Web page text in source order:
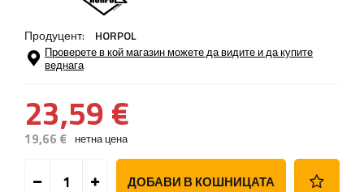
Продуцент: HORPOL
Проверете в кой магазин можете да видите и да купите
веднага
23,59 €
19,66 € нетна цена
ДОБАВИ В КОШНИЦАТА